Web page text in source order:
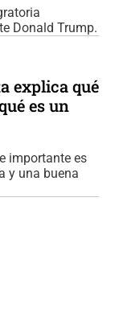
Donald Trump.
explica qué
es un
importante es
y una buena